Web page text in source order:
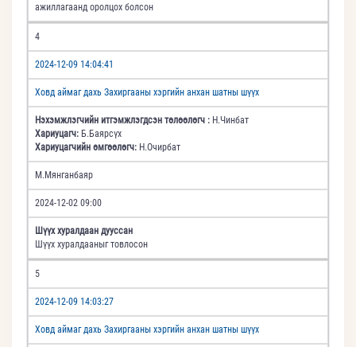
ажиллагаанд оролцох болсон
4
2024-12-09 14:04:41
Ховд аймаг дахь Захиргааны хэргийн анхан шатны шүүх
Нэхэмжлэгчийн итгэмжлэгдсэн төлөөлөгч : Н.Чинбат
Хариуцагч: Б.Баярсүх
Хариуцагчийн өмгөөлөгч: Н.Очирбат
М.Мянганбаяр
2024-12-02 09:00
Шүүх хуралдаан дууссан
Шүүх хуралдааныг товлосон
5
2024-12-09 14:03:27
Ховд аймаг дахь Захиргааны хэргийн анхан шатны шүүх